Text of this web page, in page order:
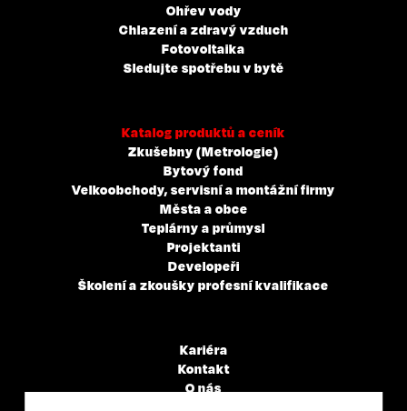
Ohřev vody
Chlazení a zdravý vzduch
Fotovoltaika
Sledujte spotřebu v bytě
Katalog produktů a ceník
Zkušebny (Metrologie)
Bytový fond
Velkoobchody, servisní a montážní firmy
Města a obce
Teplárny a průmysl
Projektanti
Developeři
Školení a zkoušky profesní kvalifikace
Kariéra
Kontakt
O nás